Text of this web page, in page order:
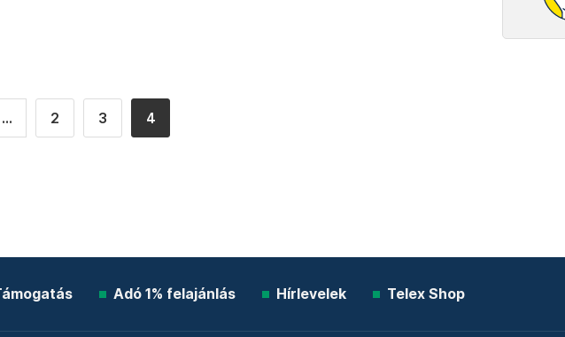
... 2 3 4
Adó 1% felajánlás Hírlevelek Telex Shop